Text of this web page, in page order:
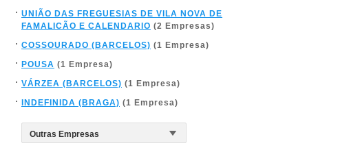
UNIÃO DAS FREGUESIAS DE VILA NOVA DE
FAMALICÃO E CALENDARIO (2 Empresas)
COSSOURADO (BARCELOS) (1 Empresa)
POUSA (1 Empresa)
VÁRZEA (BARCELOS) (1 Empresa)
INDEFINIDA (BRAGA) (1 Empresa)